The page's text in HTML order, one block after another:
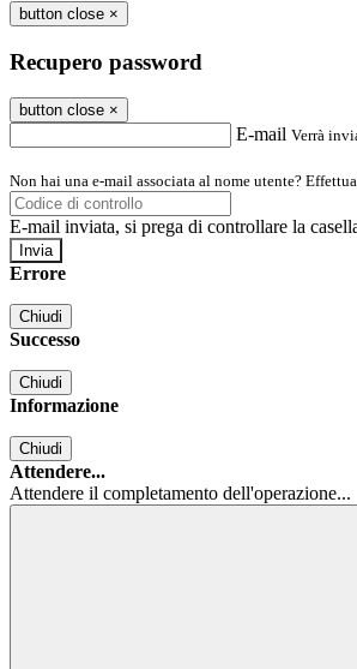
button close ×
Recupero password
button close ×
E-mail Verrà
Non hai una e-mail associata al nome utente?
E-mail inviata, si prega di controllare la
Errore
Chiudi
Successo
Chiudi
Informazione
Chiudi
Attendere...
Attendere il completamento dell'operazione...